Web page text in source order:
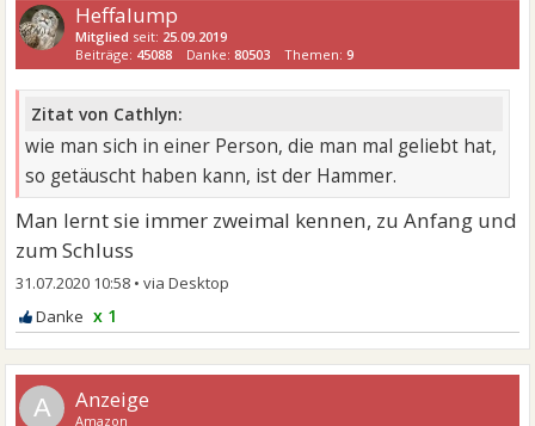
Heffalump
Mitglied seit: 25.09.2019
Beiträge: 45088 Danke:80503 Themen:9
Zitat von Cathlyn:
wie man sich in einer Person, die man mal geliebt hat,
so getäuscht haben kann, ist der Hammer.
Man lernt sie immer zweimal kennen, zu Anfang und
zum Schluss
31.07.2020 10:58 •
x 1
A